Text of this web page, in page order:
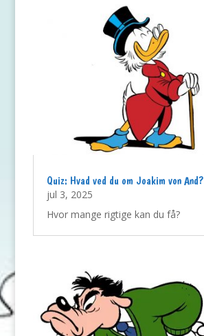
Quiz: Hvad ved du om Joakim von And?
jul 3, 2025
Hvor mange rigtige kan du få?